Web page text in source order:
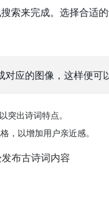
索来完成。选择合适
对应的图像，这样便可
以突出诗词特点。
，以增加用户亲近感。